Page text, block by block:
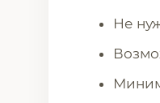
Не